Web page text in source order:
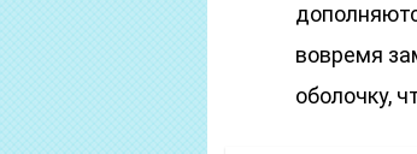
вовремя
оболочку,